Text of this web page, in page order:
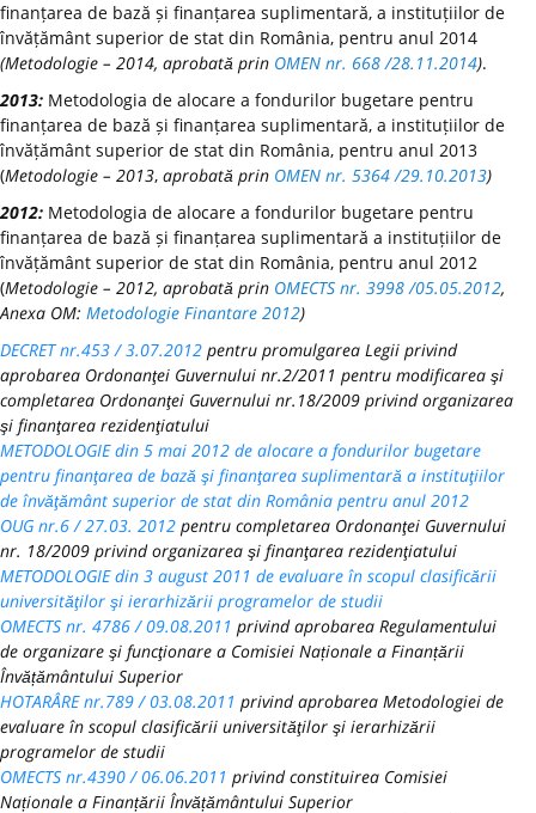
finanțarea de bază și finanțarea suplimentară, a instituțiilor de
învățământ superior de stat din România, pentru anul 2014
(Metodologie – 2014, aprobată prin OMEN nr. 668 /28.11.2014).
2013: Metodologia de alocare a fondurilor bugetare pentru
finanțarea de bază și finanțarea suplimentară, a instituțiilor de
învățământ superior de stat din România, pentru anul 2013
(Metodologie – 2013, aprobată prin OMEN nr. 5364 /29.10.2013)
2012: Metodologia de alocare a fondurilor bugetare pentru
finanțarea de bază și finanțarea suplimentară a instituțiilor de
învățământ superior de stat din România, pentru anul 2012
(Metodologie – 2012, aprobată prin OMECTS nr. 3998 /05.05.2012,
Anexa OM: Metodologie Finantare 2012)
DECRET nr.453 / 3.07.2012 pentru promulgarea Legii privind
aprobarea Ordonanţei Guvernului nr.2/2011 pentru modificarea şi
completarea Ordonanţei Guvernului nr.18/2009 privind organizarea
şi finanţarea rezidenţiatului
METODOLOGIE din 5 mai 2012 de alocare a fondurilor bugetare
pentru finanţarea de bază şi finanţarea suplimentară a instituţiilor
de învăţământ superior de stat din România pentru anul 2012
OUG nr.6 / 27.03. 2012 pentru completarea Ordonanţei Guvernului
nr. 18/2009 privind organizarea şi finanţarea rezidenţiatului
METODOLOGIE din 3 august 2011 de evaluare în scopul clasificării
universităţilor şi ierarhizării programelor de studii
OMECTS nr. 4786 / 09.08.2011 privind aprobarea Regulamentului
de organizare şi funcţionare a Comisiei Naționale a Finanțării
Învățământului Superior
HOTARÂRE nr.789 / 03.08.2011 privind aprobarea Metodologiei de
evaluare în scopul clasificării universităţilor şi ierarhizării
programelor de studii
OMECTS nr.4390 / 06.06.2011 privind constituirea Comisiei
Naționale a Finanțării Învățământului Superior